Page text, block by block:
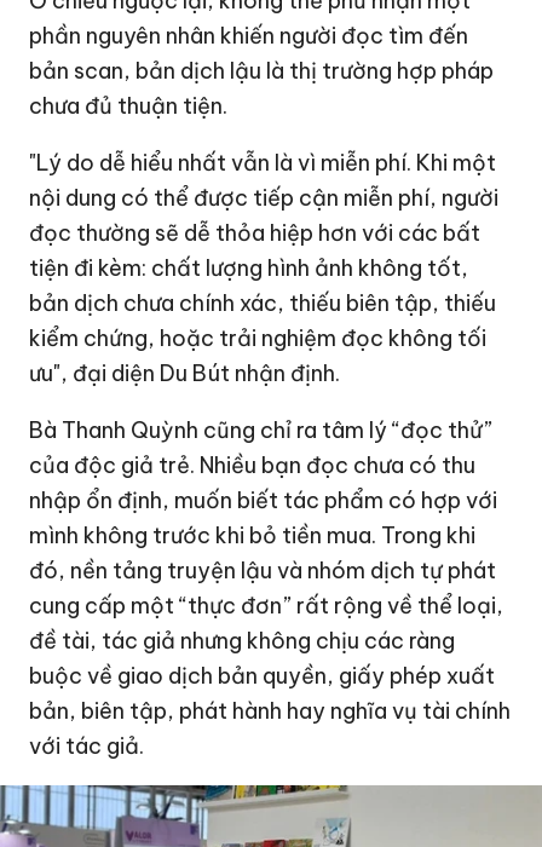
phần nguyên nhân khiến người đọc tìm đến
bản scan, bản dịch lậu là thị trường hợp pháp
chưa đủ thuận tiện.
"Lý do dễ hiểu nhất vẫn là vì miễn phí. Khi một
nội dung có thể được tiếp cận miễn phí, người
đọc thường sẽ dễ thỏa hiệp hơn với các bất
tiện đi kèm: chất lượng hình ảnh không tốt,
bản dịch chưa chính xác, thiếu biên tập, thiếu
kiểm chứng, hoặc trải nghiệm đọc không tối
ưu", đại diện Du Bút nhận định.
Bà Thanh Quỳnh cũng chỉ ra tâm lý “đọc thử”
của độc giả trẻ. Nhiều bạn đọc chưa có thu
nhập ổn định, muốn biết tác phẩm có hợp với
mình không trước khi bỏ tiền mua. Trong khi
đó, nền tảng truyện lậu và nhóm dịch tự phát
cung cấp một “thực đơn” rất rộng về thể loại,
đề tài, tác giả nhưng không chịu các ràng
buộc về giao dịch bản quyền, giấy phép xuất
bản, biên tập, phát hành hay nghĩa vụ tài chính
với tác giả.